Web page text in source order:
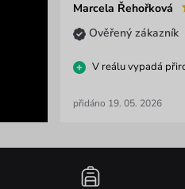
Marcela Řehořková
Ověřený zákazník
V reálu vypadá
přidáno 19. 05. 2026